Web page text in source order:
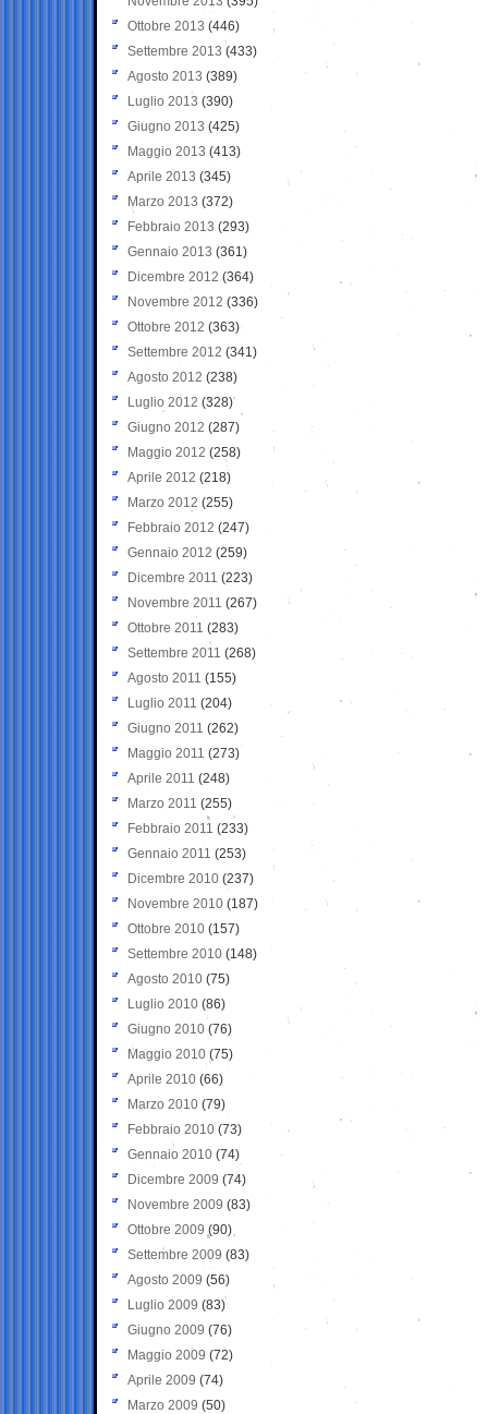
Ottobre 2013 (446)
Settembre 2013 (433)
Agosto 2013 (389)
Luglio 2013 (390)
Giugno 2013 (425)
Maggio 2013 (413)
Aprile 2013 (345)
Marzo 2013 (372)
Febbraio 2013 (293)
Gennaio 2013 (361)
Dicembre 2012 (364)
Novembre 2012 (336)
Ottobre 2012 (363)
Settembre 2012 (341)
Agosto 2012 (238)
Luglio 2012 (328)
Giugno 2012 (287)
Maggio 2012 (258)
Aprile 2012 (218)
Marzo 2012 (255)
Febbraio 2012 (247)
Gennaio 2012 (259)
Dicembre 2011 (223)
Novembre 2011 (267)
Ottobre 2011 (283)
Settembre 2011 (268)
Agosto 2011 (155)
Luglio 2011 (204)
Giugno 2011 (262)
Maggio 2011 (273)
Aprile 2011 (248)
Marzo 2011 (255)
Febbraio 2011 (233)
Gennaio 2011 (253)
Dicembre 2010 (237)
Novembre 2010 (187)
Ottobre 2010 (157)
Settembre 2010 (148)
Agosto 2010 (75)
Luglio 2010 (86)
Giugno 2010 (76)
Maggio 2010 (75)
Aprile 2010 (66)
Marzo 2010 (79)
Febbraio 2010 (73)
Gennaio 2010 (74)
Dicembre 2009 (74)
Novembre 2009 (83)
Ottobre 2009 (90)
Settembre 2009 (83)
Agosto 2009 (56)
Luglio 2009 (83)
Giugno 2009 (76)
Maggio 2009 (72)
Aprile 2009 (74)
Marzo 2009 (50)